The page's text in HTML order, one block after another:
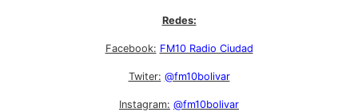
Redes:
Facebook: FM10 Radio Ciudad
Twiter: @fm10bolivar
Instagram: @fm10bolivar